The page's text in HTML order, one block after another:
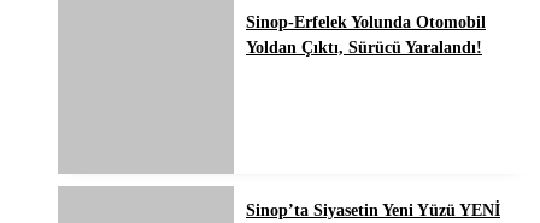
Sinop-Erfelek Yolunda Otomobil
Yoldan Çıktı, Sürücü Yaralandı!
Sinop’ta Siyasetin Yeni Yüzü YENİ